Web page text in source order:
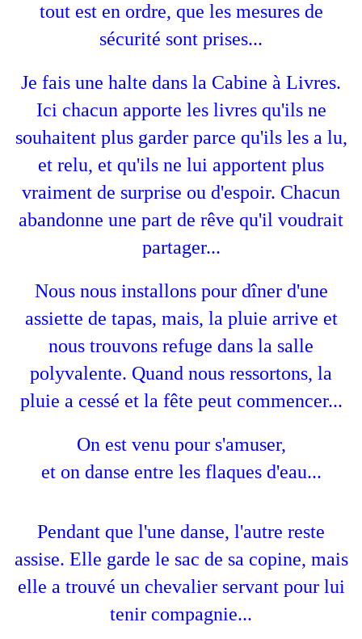
tout est en ordre, que les mesures de
sécurité sont prises...
Je fais une halte dans la Cabine à Livres.
Ici chacun apporte les livres qu'ils ne
souhaitent plus garder parce qu'ils les a lu,
et relu, et qu'ils ne lui apportent plus
vraiment de surprise ou d'espoir. Chacun
abandonne une part de rêve qu'il voudrait
partager...
Nous nous installons pour dîner d'une
assiette de tapas, mais, la pluie arrive et
nous trouvons refuge dans la salle
polyvalente. Quand nous ressortons, la
pluie a cessé et la fête peut commencer...
On est venu pour s'amuser,
et on danse entre les flaques d'eau...
Pendant que l'une danse, l'autre reste
assise. Elle garde le sac de sa copine, mais
elle a trouvé un chevalier servant pour lui
tenir compagnie...